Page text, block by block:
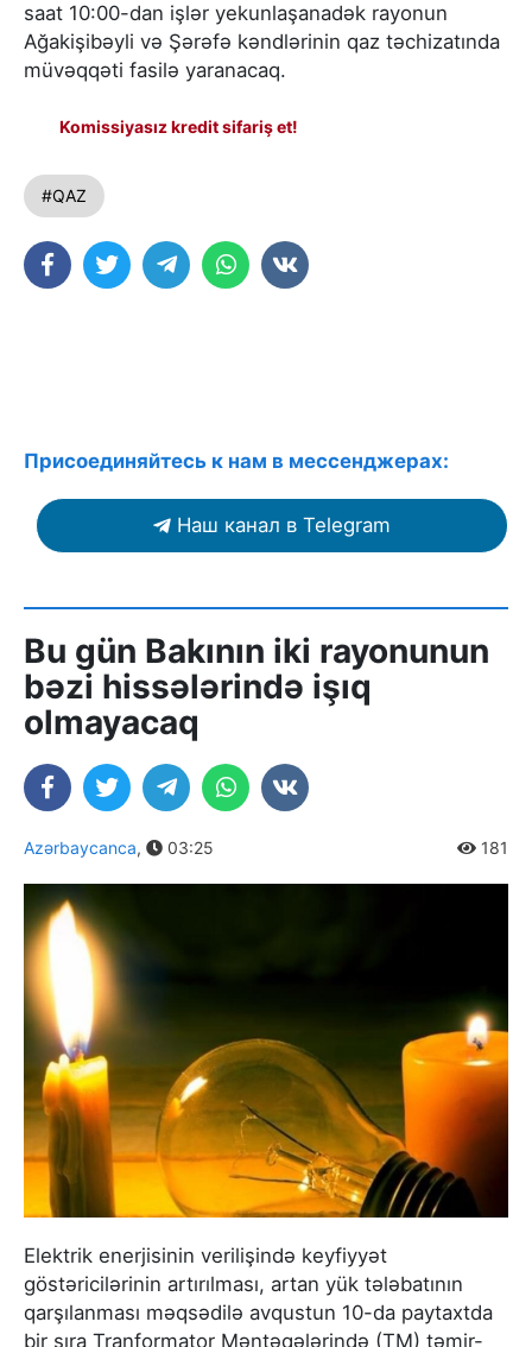
saat 10:00-dan işlər yekunlaşanadək rayonun
Ağakişibəyli və Şərəfə kəndlərinin qaz təchizatında
müvəqqəti fasilə yaranacaq.
Komissiyasız kredit sifariş et!
#QAZ
Присоединяйтесь к нам в мессенджерах:
Наш канал в Telegram
Bu gün Bakının iki rayonunun
bəzi hissələrində işıq
olmayacaq
Azərbaycanca, 03:25 181
Elektrik enerjisinin verilişində keyfiyyət
göstəricilərinin artırılması, artan yük tələbatının
qarşılanması məqsədilə avqustun 10-da paytaxtda
bir sıra Tranformator Məntəqələrində (TM) təmir-